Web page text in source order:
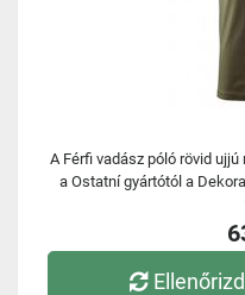
A Férfi vadász póló rövid
a Ostatní gyártótól a